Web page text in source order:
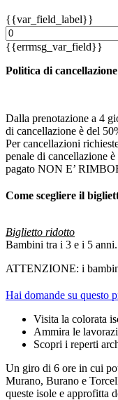
{{var_field_label}}
{{errmsg_var_field}}
Politica di cancellazione
Dalla prenotazione a 4
di cancellazione è del
Per cancellazioni
penale di cancellazione
pagato NON E’
Come scegliere il
Biglietto ridotto
Bambini tra i 3 e i 5 anni.
ATTENZIONE: i
Hai domande su questo
Visita la colorata
Ammira le
Scopri i reperti
Un giro di 6 ore in cui
Murano, Burano e
queste isole e approfitta